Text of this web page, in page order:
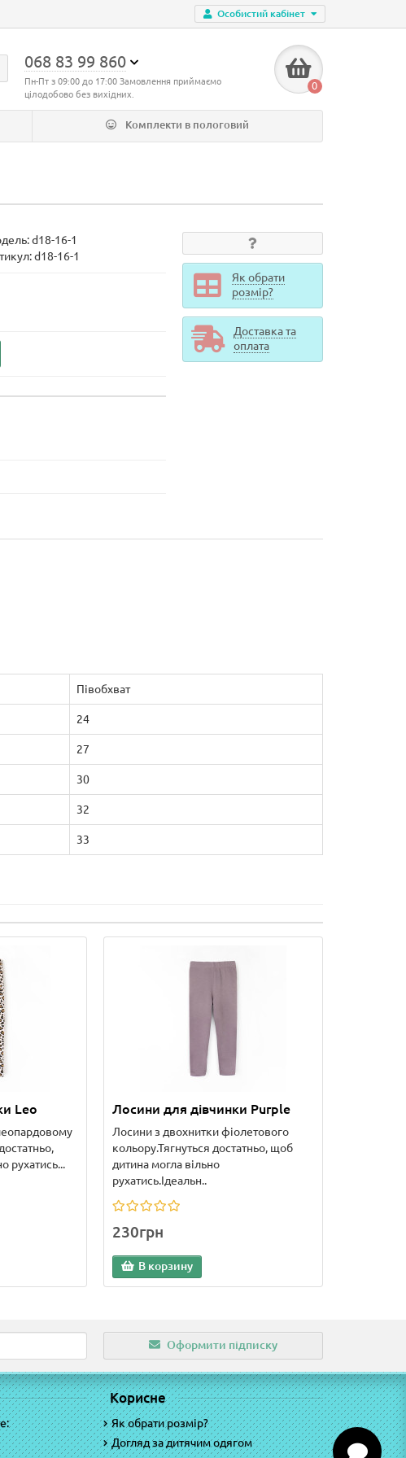
Особистий кабінет
068 83 99 860
Пн-Пт з 09:00 до 17:00 Замовлення приймаємо
цілодобово без вихідних.
0
Комплекти в пологовий
d18-16-1
d18-16-1
Як обрати
розмір?
Доставка та
оплата
Півобхват
24
27
30
32
33
Leo
рухатись...
Лосини для дівчинки Purple
Лосини з двохнитки фіолетового
кольору.Тягнуться достатньо, щоб
дитина могла вільно
рухатись.Ідеальн..
230грн
В корзину
Оформити підписку
Корисне
Як обрати розмір?
Догляд за дитячим одягом